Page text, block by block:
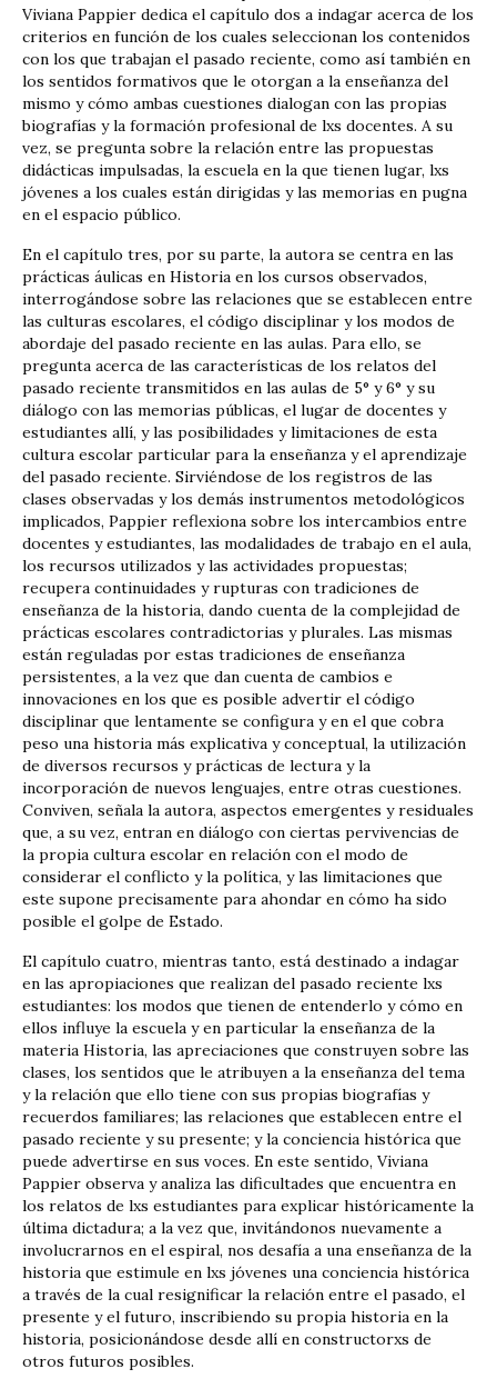
Viviana Pappier dedica el capítulo dos a indagar acerca de los
criterios en función de los cuales seleccionan los contenidos
con los que trabajan el pasado reciente, como así también en
los sentidos formativos que le otorgan a la enseñanza del
mismo y cómo ambas cuestiones dialogan con las propias
biografías y la formación profesional de lxs docentes. A su
vez, se pregunta sobre la relación entre las propuestas
didácticas impulsadas, la escuela en la que tienen lugar, lxs
jóvenes a los cuales están dirigidas y las memorias en pugna
en el espacio público.
En el capítulo tres, por su parte, la autora se centra en las
prácticas áulicas en Historia en los cursos observados,
interrogándose sobre las relaciones que se establecen entre
las culturas escolares, el código disciplinar y los modos de
abordaje del pasado reciente en las aulas. Para ello, se
pregunta acerca de las características de los relatos del
pasado reciente transmitidos en las aulas de 5° y 6° y su
diálogo con las memorias públicas, el lugar de docentes y
estudiantes allí, y las posibilidades y limitaciones de esta
cultura escolar particular para la enseñanza y el aprendizaje
del pasado reciente. Sirviéndose de los registros de las
clases observadas y los demás instrumentos metodológicos
implicados, Pappier reflexiona sobre los intercambios entre
docentes y estudiantes, las modalidades de trabajo en el aula,
los recursos utilizados y las actividades propuestas;
recupera continuidades y rupturas con tradiciones de
enseñanza de la historia, dando cuenta de la complejidad de
prácticas escolares contradictorias y plurales. Las mismas
están reguladas por estas tradiciones de enseñanza
persistentes, a la vez que dan cuenta de cambios e
innovaciones en los que es posible advertir el código
disciplinar que lentamente se configura y en el que cobra
peso una historia más explicativa y conceptual, la utilización
de diversos recursos y prácticas de lectura y la
incorporación de nuevos lenguajes, entre otras cuestiones.
Conviven, señala la autora, aspectos emergentes y residuales
que, a su vez, entran en diálogo con ciertas pervivencias de
la propia cultura escolar en relación con el modo de
considerar el conflicto y la política, y las limitaciones que
este supone precisamente para ahondar en cómo ha sido
posible el golpe de Estado.
El capítulo cuatro, mientras tanto, está destinado a indagar
en las apropiaciones que realizan del pasado reciente lxs
estudiantes: los modos que tienen de entenderlo y cómo en
ellos influye la escuela y en particular la enseñanza de la
materia Historia, las apreciaciones que construyen sobre las
clases, los sentidos que le atribuyen a la enseñanza del tema
y la relación que ello tiene con sus propias biografías y
recuerdos familiares; las relaciones que establecen entre el
pasado reciente y su presente; y la conciencia histórica que
puede advertirse en sus voces. En este sentido, Viviana
Pappier observa y analiza las dificultades que encuentra en
los relatos de lxs estudiantes para explicar históricamente la
última dictadura; a la vez que, invitándonos nuevamente a
involucrarnos en el espiral, nos desafía a una enseñanza de la
historia que estimule en lxs jóvenes una conciencia histórica
a través de la cual resignificar la relación entre el pasado, el
presente y el futuro, inscribiendo su propia historia en la
historia, posicionándose desde allí en constructorxs de
otros futuros posibles.